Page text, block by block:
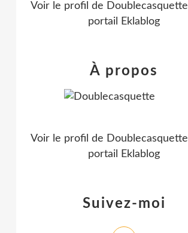
Voir le profil de Doublecasquette
portail Eklablog
Suivez-moi
À propos
Voir le profil de Doublecasquette
portail Eklablog